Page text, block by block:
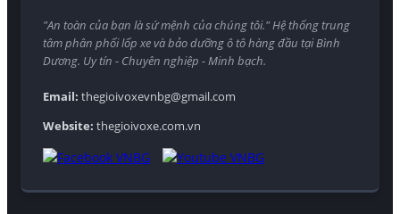
"An toàn của bạn là sứ mệnh của chúng tôi." Hệ thống trung
tâm phân phối lốp xe và bảo dưỡng ô tô hàng đầu tại Bình
Dương. Uy tín - Chuyên nghiệp - Minh bạch.
Email: thegioivoxevnbg@gmail.com
Website: thegioivoxe.com.vn